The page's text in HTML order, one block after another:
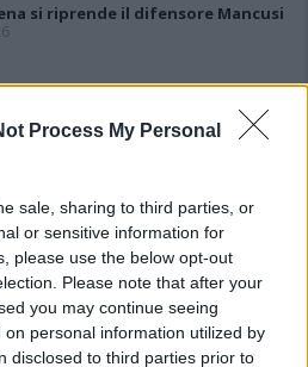
Process My Personal
sale, sharing to third parties, or
or sensitive information for
please use the below opt-out
Please note that after your
you may continue seeing
personal information utilized by
disclosed to third parties prior to
si riprende il difensore Mancusi
tornano Caboni e Melis, l'Uta
anche Atzori e Siddu